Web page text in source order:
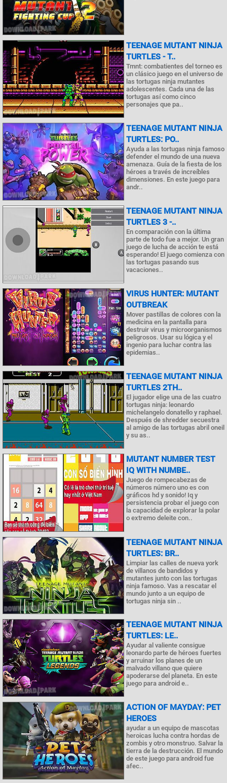
TEENAGE MUTANT NINJA
TURTLES - T..
Tmnt: combatientes del torneo es
un clásico juego en el universo de
las tortugas ninja mutantes
adolescentes. Cada una de las
tortugas así como cinco
personajes que pa..
TEENAGE MUTANT NINJA
TURTLES: PO..
Ayuda a las tortugas ninja famoso
defender el mundo de una nueva
amenaza. Guía de la fiesta de los
héroes a través de increíbles
dimensiones. En este juego para
andr..
TEENAGE MUTANT NINJA
TURTLES 3 -..
En comparación con la última
parte de todo fue a mejor. Un gran
juego de lucha de acción te está
esperando! El juego comienza con
las tortugas pasando sus
vacaciones..
VIRUS HUNTER: MUTANT
OUTBREAK
Mover pastillas de colores con la
medicina en la pantalla para
destruir virus y microorganismos
peligrosos. Usar su lógica y el
ingenio para luchar contra las
epidemias..
TEENAGE MUTANT NINJA
TURTLES 2TH..
El jugador elige una de las cuatro
tortugas ninja: leonardo
michelangelo donatello y raphael.
Después de shredder secuestra
al amigo de las tortugas abril oneil
y su as..
MUTANT NUMBER TEST
IQ WITH NUMBE..
Juego de rompecabezas de
números número uno es con
gráficos hd y sonido! Iq y
persistencia probar el juego con
la capacidad de explorar la polar
o extremo deleite con..
TEENAGE MUTANT NINJA
TURTLES: BR..
Limpiar las calles de nueva york
de villanos de bandidos y
mutantes junto con las tortugas
ninja famoso. Vas a rescatar el
mundo junto a un equipo de
tortugas ninja sin ..
TEENAGE MUTANT NINJA
TURTLES: LE..
Ayudar al valiente consigue
leonardo parte de héroes fuertes
y arruinar los planes de un
malvado villano que quiere
apoderarse del planeta. En este
juego para android e..
ACTION OF MAYDAY: PET
HEROES
ayudar a un equipo de mascotas
heroicas lucha contra hordas de
zombis y otro monstruo. Salvar la
tierra de la destrucción. El mundo
de este juego para android fue
afec..